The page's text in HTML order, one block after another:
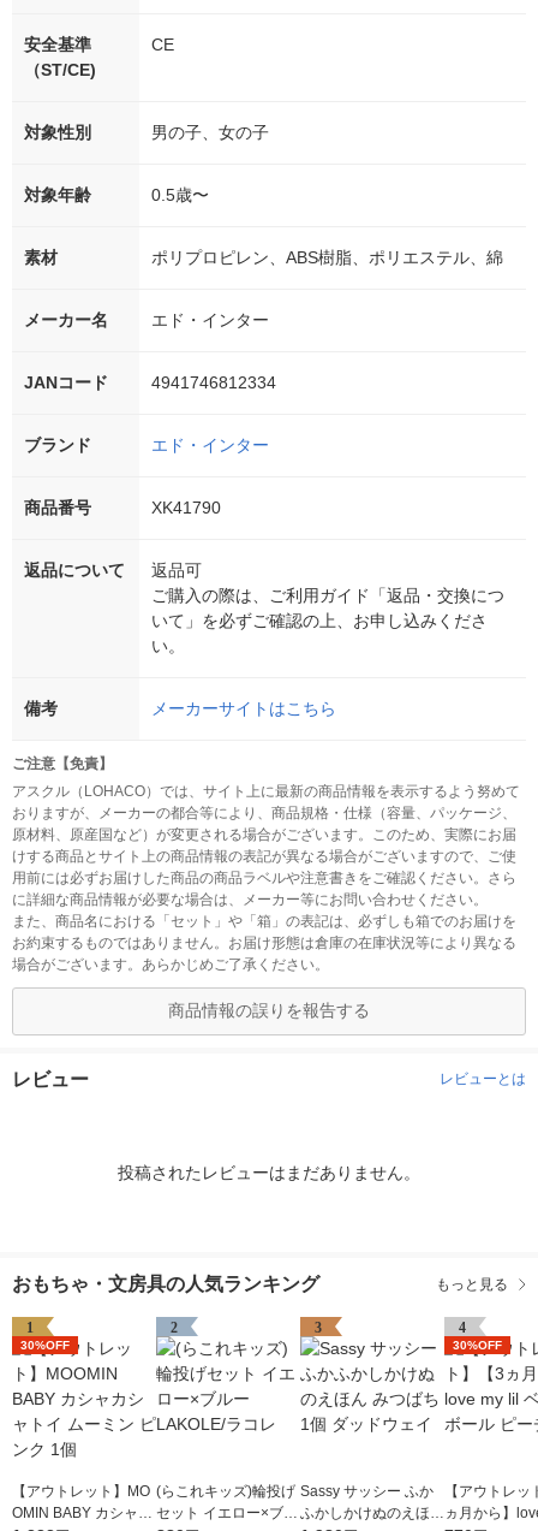
安全基準
（ST/CE)
CE
対象性別 男の子、女の子
対象年齢 0.5歳〜
素材 ポリプロピレン、ABS樹脂、ポリエステル、綿
メーカー名 エド・インター
JANコード 4941746812334
ブランド エド・インター
商品番号 XK41790
返品について
返品可
ご購入の際は、ご利用ガイド「返品・交換につ
いて」を必ずご確認の上、お申し込みくださ
い。
備考 メーカーサイトはこちら
ご注意【免責】
アスクル（LOHACO）では、サイト上に最新の商品情報を表示するよう努めて
おりますが、メーカーの都合等により、商品規格・仕様（容量、パッケージ、
原材料、原産国など）が変更される場合がございます。このため、実際にお届
けする商品とサイト上の商品情報の表記が異なる場合がございますので、ご使
用前には必ずお届けした商品の商品ラベルや注意書きをご確認ください。さら
に詳細な商品情報が必要な場合は、メーカー等にお問い合わせください。
また、商品名における「セット」や「箱」の表記は、必ずしも箱でのお届けを
お約束するものではありません。お届け形態は倉庫の在庫状況等により異なる
場合がございます。あらかじめご了承ください。
商品情報の誤りを報告する
レビュー レビューとは
投稿されたレビューはまだありません。
おもちゃ・文房具の人気ランキング もっと見る
1
30%OFF
【アウトレット】MO
OMIN BABY カシャカ
2
(らこれキッズ)輪投げ
セット イエロー×ブル
3
Sassy サッシー ふか
ふかしかけぬのえほん
4
30%OFF
【アウトレッ
ヵ月から】